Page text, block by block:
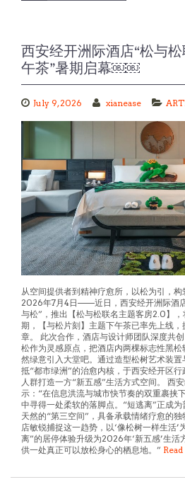
午茶”暑期启幕￼￼
2026年7月4日——近日，西安经开洲际酒店
与松”，推出【松与松联名主题客房2.0】
期，【与松片刻】主题下午茶已率先上线，
章。 此次合作，酒店与设计师团队深度共
松作为灵感原点，把酒店内两棵标志性黑
然绿意引入大堂吧。通过造型松树艺术装
抵“都市绿洲”的治愈内核，于西安经开区
人群打造一方“新五感”生活方式空间。 西
示：“在信息洪流与城市快节奏的双重裹挟
中寻得一处柔软的落脚点。“短逃离”正成为
天然的“第三空间”，具备承载情绪疗愈的
店敏锐捕捉这一趋势，以‘像松树一样生活
离”的居停体验升级为2026年‘新五感’生活
供一处真正可以放松身心的栖息地。”